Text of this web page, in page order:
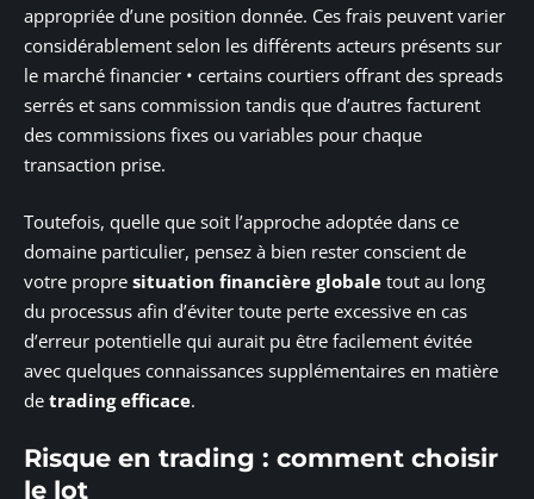
appropriée d’une position donnée. Ces frais peuvent varier
considérablement selon les différents acteurs présents sur
le marché financier • certains courtiers offrant des spreads
serrés et sans commission tandis que d’autres facturent
des commissions fixes ou variables pour chaque
transaction prise.
Toutefois, quelle que soit l’approche adoptée dans ce
domaine particulier, pensez à bien rester conscient de
votre propre situation financière globale tout au long
du processus afin d’éviter toute perte excessive en cas
d’erreur potentielle qui aurait pu être facilement évitée
avec quelques connaissances supplémentaires en matière
de trading efficace.
Risque en trading : comment choisir
le lot